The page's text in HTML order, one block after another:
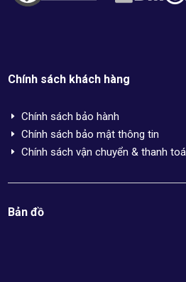
Chính sách khách hàng
E Chính sách bảo hành
E Chính sách bảo mật thông tin
E Chính sách vận chuyển & thanh
Bản đồ